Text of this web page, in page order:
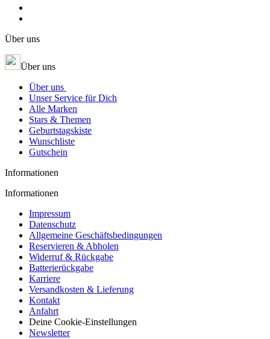
Über uns
Über uns
Über uns
Unser Service für Dich
Alle Marken
Stars & Themen
Geburtstagskiste
Wunschliste
Gutschein
Informationen
Informationen
Impressum
Datenschutz
Allgemeine Geschäftsbedingungen
Reservieren & Abholen
Widerruf & Rückgabe
Batterierückgabe
Karriere
Versandkosten & Lieferung
Kontakt
Anfahrt
Deine Cookie-Einstellungen
Newsletter